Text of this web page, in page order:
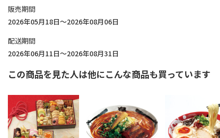
販売期間
2026年05月18日～2026年08月06日
配送期間
2026年06月11日～2026年08月31日
この商品を見た人は他にこんな商品も買っています